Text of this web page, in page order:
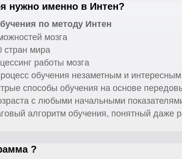
нужно именно в Интен?
по методу Интен
мозга
стран мира
работы мозга
обучения незаметным и интересным
способы обучения на основе
с любыми начальными
алгоритм обучения, понятный даже
?